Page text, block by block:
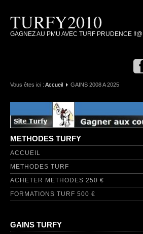
TURFY2010
GAGNEZ AU PMU AVEC TURF PRUDENCE !!@
Vous êtes ici : Accueil GAINS 2008 A 2025
METHODES TURFY
ACCUEIL
METHODES TURF
ACHETER METHODES 250 €
FORMATIONS TURF 500 €
GAINS TURFY